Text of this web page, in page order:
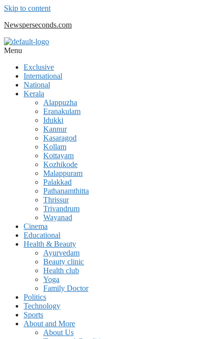
Skip to content
Newsperseconds.com
Menu
Exclusive
International
National
Kerala
Alappuzha
Eranakulam
Idukki
Kannur
Kasaragod
Kollam
Kottayam
Kozhikode
Malappuram
Palakkad
Pathanamthitta
Thrissur
Trivandrum
Wayanad
Cinema
Educational
Health & Beauty
Ayurvedam
Beauty clinic
Health club
Yoga
Family Doctor
Politics
Technology
Sports
About and More
About Us